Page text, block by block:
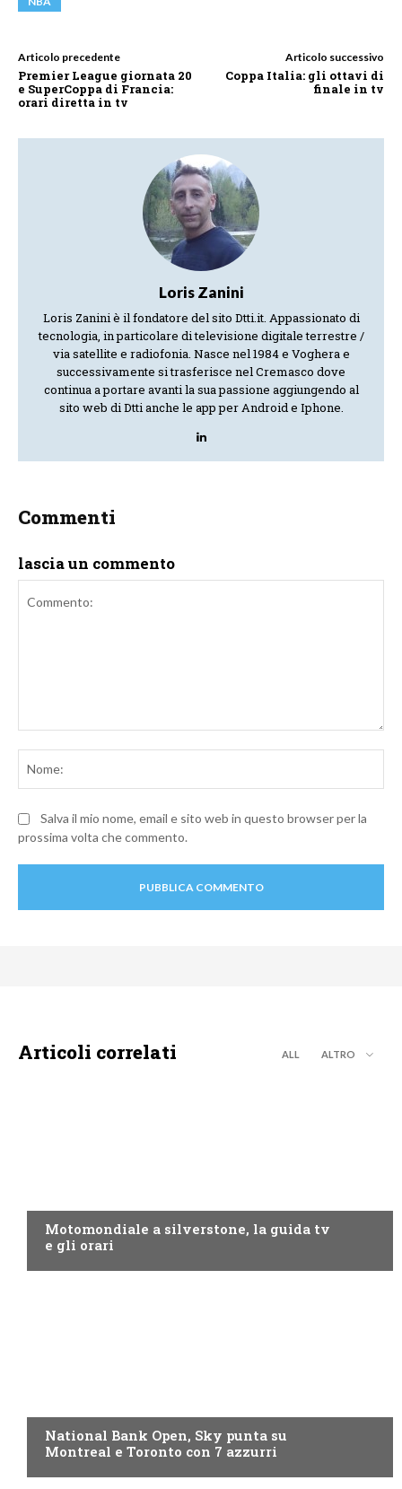
Articolo precedente
Premier League giornata 20
e SuperCoppa di Francia:
orari diretta in tv
Articolo successivo
Coppa Italia: gli ottavi di
finale in tv
Loris Zanini
Loris Zanini è il fondatore del sito Dtti.it. Appassionato di
tecnologia, in particolare di televisione digitale terrestre /
via satellite e radiofonia. Nasce nel 1984 e Voghera e
successivamente si trasferisce nel Cremasco dove
continua a portare avanti la sua passione aggiungendo al
sito web di Dtti anche le app per Android e Iphone.
Commenti
lascia un commento
Salva il mio nome, email e sito web in questo browser per la
prossima volta che commento.
Articoli correlati ALL ALTRO
Motomondiale a silverstone, la guida tv
e gli orari
National Bank Open, Sky punta su
Montreal e Toronto con 7 azzurri